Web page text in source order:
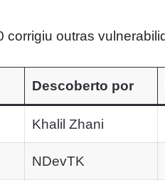
outras
Descoberto por
Khalil Zhani
NDevTK